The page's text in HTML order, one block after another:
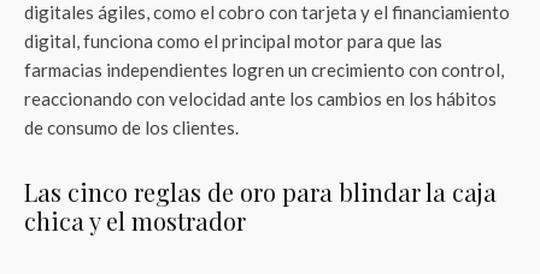
digitales ágiles, como el cobro con tarjeta y el financiamiento
digital, funciona como el principal motor para que las
farmacias independientes logren un crecimiento con control,
reaccionando con velocidad ante los cambios en los hábitos
de consumo de los clientes.
Las cinco reglas de oro para blindar la caja
chica y el mostrador